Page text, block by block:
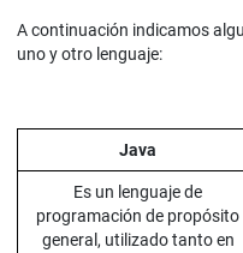
A continuación indicamos
uno y otro lenguaje:
Java
Es un lenguaje de
programación de propósito
general, utilizado tanto en